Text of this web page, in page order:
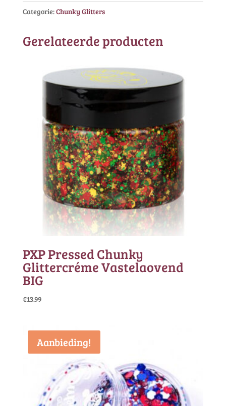
Categorie:Chunky Glitters
Gerelateerde producten
PXP Pressed Chunky
Glittercréme Vastelaovend
BIG
€13.99
Aanbieding!